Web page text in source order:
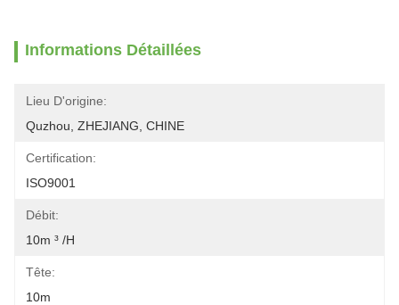
Informations Détaillées
Lieu D'origine:
Quzhou, ZHEJIANG, CHINE
Certification:
ISO9001
Débit:
10m ³ /h
Tête:
10m